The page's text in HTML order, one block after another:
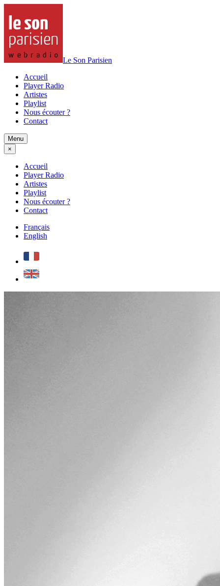
Le Son Parisien
Accueil
Player Radio
Artistes
Playlist
Nous écouter ?
Contact
Menu
×
Accueil
Player Radio
Artistes
Playlist
Nous écouter ?
Contact
Français
English